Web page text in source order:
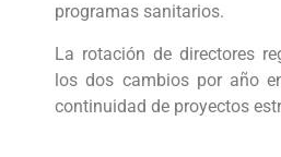
programas sanitarios.
La rotación de directores
los dos cambios por año
continuidad de proyectos